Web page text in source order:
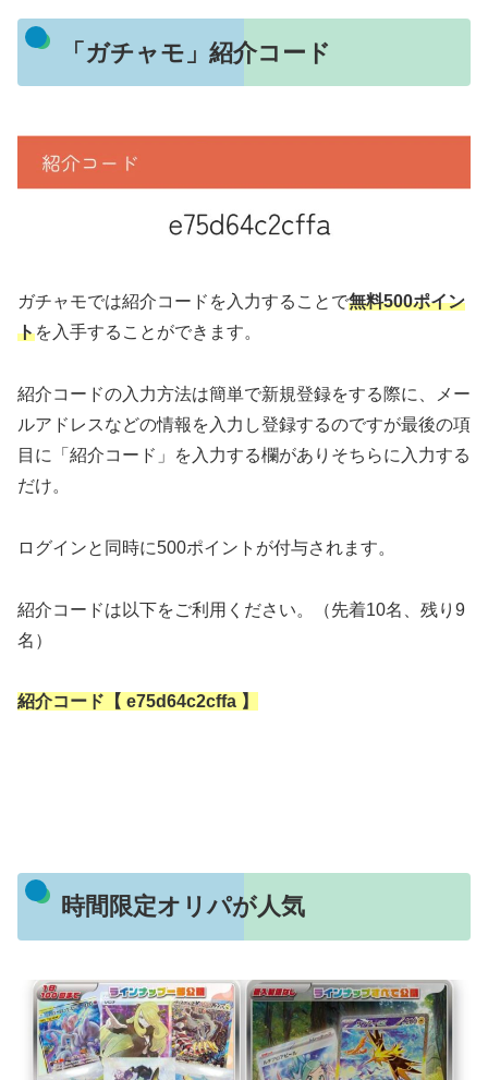
「ガチャモ」紹介コード
ガチャモでは紹介コードを入力することで無料500ポイン
トを入手することができます。
紹介コードの入力方法は簡単で新規登録をする際に、メー
ルアドレスなどの情報を入力し登録するのですが最後の項
目に「紹介コード」を入力する欄がありそちらに入力する
だけ。
ログインと同時に500ポイントが付与されます。
紹介コードは以下をご利用ください。（先着10名、残り9
名）
紹介コード【 e75d64c2cffa 】
時間限定オリパが人気